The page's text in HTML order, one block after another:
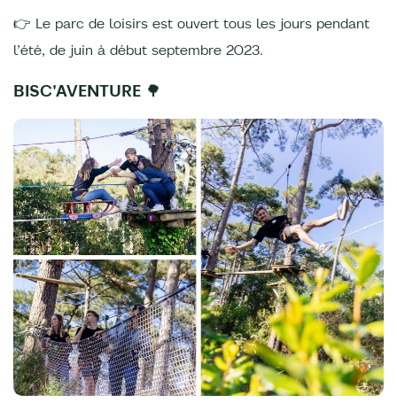
👉 Le parc de loisirs est ouvert tous les jours pendant
l’été, de juin à début septembre 2023.
BISC'AVENTURE 🌳